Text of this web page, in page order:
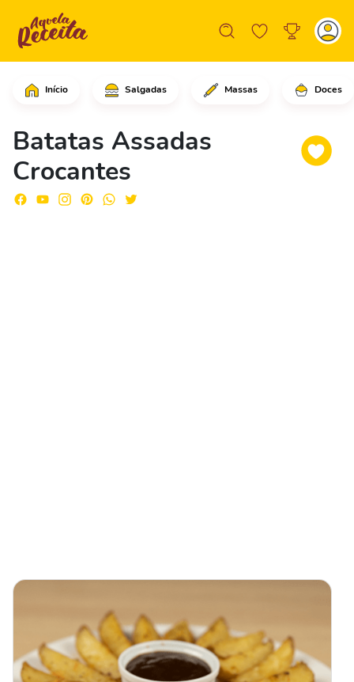
Início Salgadas Massas Doces
Batatas Assadas
Crocantes
Lave as batatas e não retire as